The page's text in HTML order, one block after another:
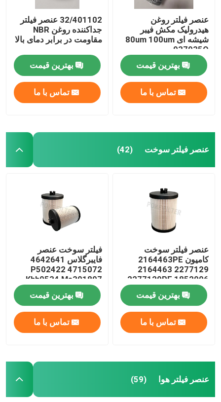
عنصر فیلتر روغن
هیدرولیک مکش فیبر
شیشه ای 80um 100um
937935Q
بهترین قیمت
تماس با ما
32/401102 عنصر فیلتر
جداکننده روغن NBR
مقاومت در برابر دمای بالا
بهترین قیمت
تماس با ما
عنصر فیلتر سوخت (42)
عنصر فیلتر سوخت
کامیون 2164463PE
2164463 2277129
2277129PE 1852006
1852006PE
بهترین قیمت
تماس با ما
فیلتر سوخت عنصر
فایبرگلاس 4642641
4715072 P502422
Khh0534 Me301897
Me306305
بهترین قیمت
تماس با ما
عنصر فیلتر هوا (59)